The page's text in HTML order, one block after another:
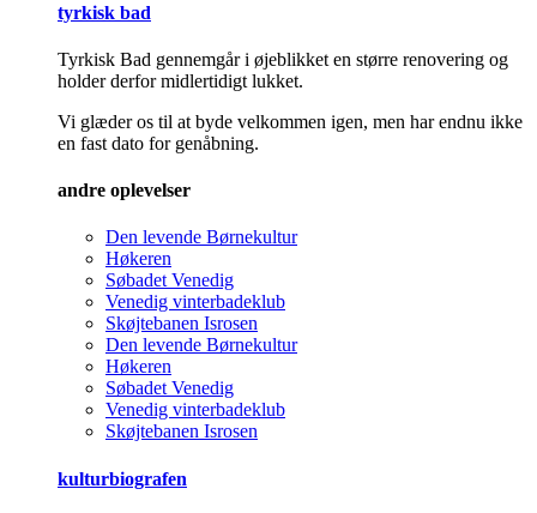
tyrkisk bad
Tyrkisk Bad gennemgår i øjeblikket en større renovering og
holder derfor midlertidigt lukket.
Vi glæder os til at byde velkommen igen, men har endnu ikke
en fast dato for genåbning.
andre oplevelser
Den levende Børnekultur
Høkeren
Søbadet Venedig
Venedig vinterbadeklub
Skøjtebanen Isrosen
Den levende Børnekultur
Høkeren
Søbadet Venedig
Venedig vinterbadeklub
Skøjtebanen Isrosen
kulturbiografen